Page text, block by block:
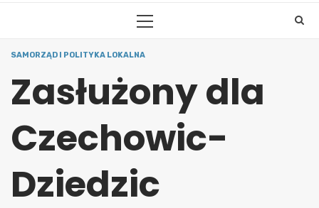
PRIMARY
SAMORZĄD I POLITYKA LOKALNA
Zasłużony dla
Czechowic-
Dziedzic